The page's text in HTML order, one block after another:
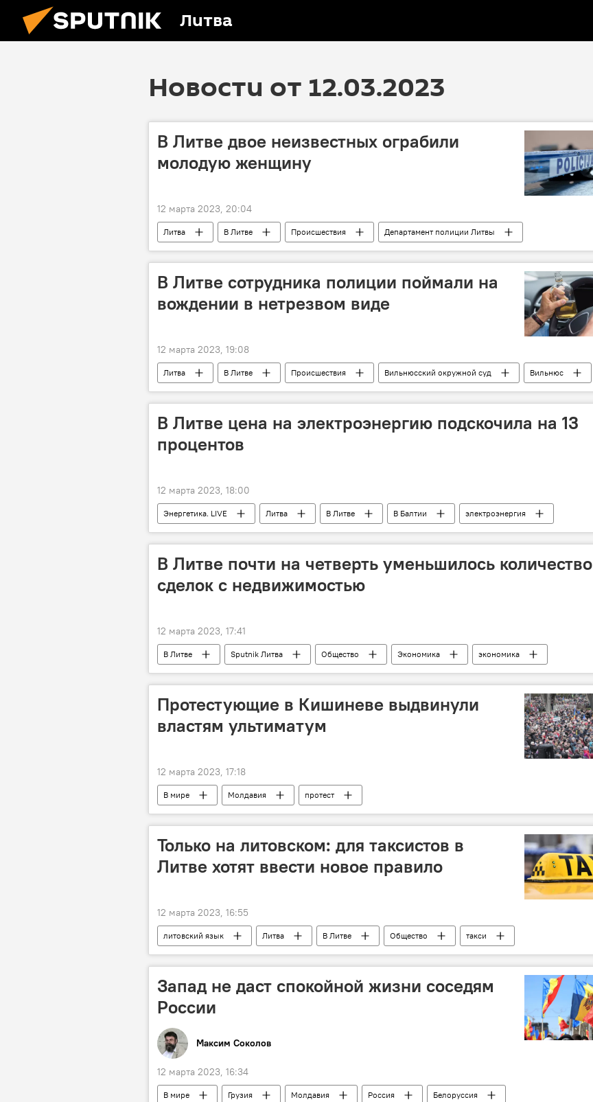
Литва
Новости от 12.03.2023
В Литве двое неизвестных ограбили
молодую женщину
12 марта 2023, 20:04
Литва В Литве Происшествия Департамент полиции Литвы
В Литве сотрудника полиции поймали на
вождении в нетрезвом виде
12 марта 2023, 19:08
Литва В Литве Происшествия Вильнюсский окружной суд
Вильнюс
пьяный водитель
В Литве цена на электроэнергию подскочила на 13
процентов
12 марта 2023, 18:00
Энергетика. LIVE Литва В Литве В Балтии
электроэнергия
Elektrum Lietuva
В Литве почти на четверть уменьшилось количество
сделок с недвижимостью
12 марта 2023, 17:41
В Литве Sputnik Литва Общество Экономика
экономика
недвижимость
Протестующие в Кишиневе выдвинули
властям ультиматум
12 марта 2023, 17:18
В мире Молдавия протест
Только на литовском: для таксистов в
Литве хотят ввести новое правило
12 марта 2023, 16:55
литовский язык Литва В Литве Общество такси
Запад не даст спокойной жизни соседям
России
Максим Соколов
12 марта 2023, 16:34
В мире Грузия Молдавия Россия Белоруссия